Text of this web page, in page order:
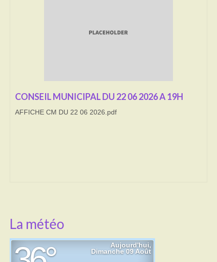
Correspondants de presse
CONSEIL MUNICIPAL DU 22 06 2026 A 19H
AFFICHE CM DU 22 06 2026.pdf
La météo